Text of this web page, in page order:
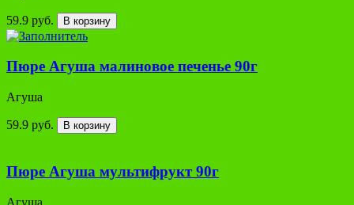
59.9 руб. В корзину
Пюре Агуша малиновое печенье 90г
Агуша
59.9 руб. В корзину
Пюре Агуша мультифрукт 90г
Агуша